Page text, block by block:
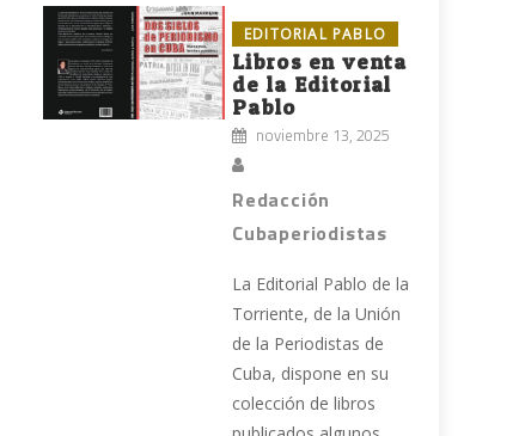
EDITORIAL PABLO
Libros en venta
de la Editorial
Pablo
noviembre 13, 2025
Redacción
Cubaperiodistas
La Editorial Pablo de la
Torriente, de la Unión
de la Periodistas de
Cuba, dispone en su
colección de libros